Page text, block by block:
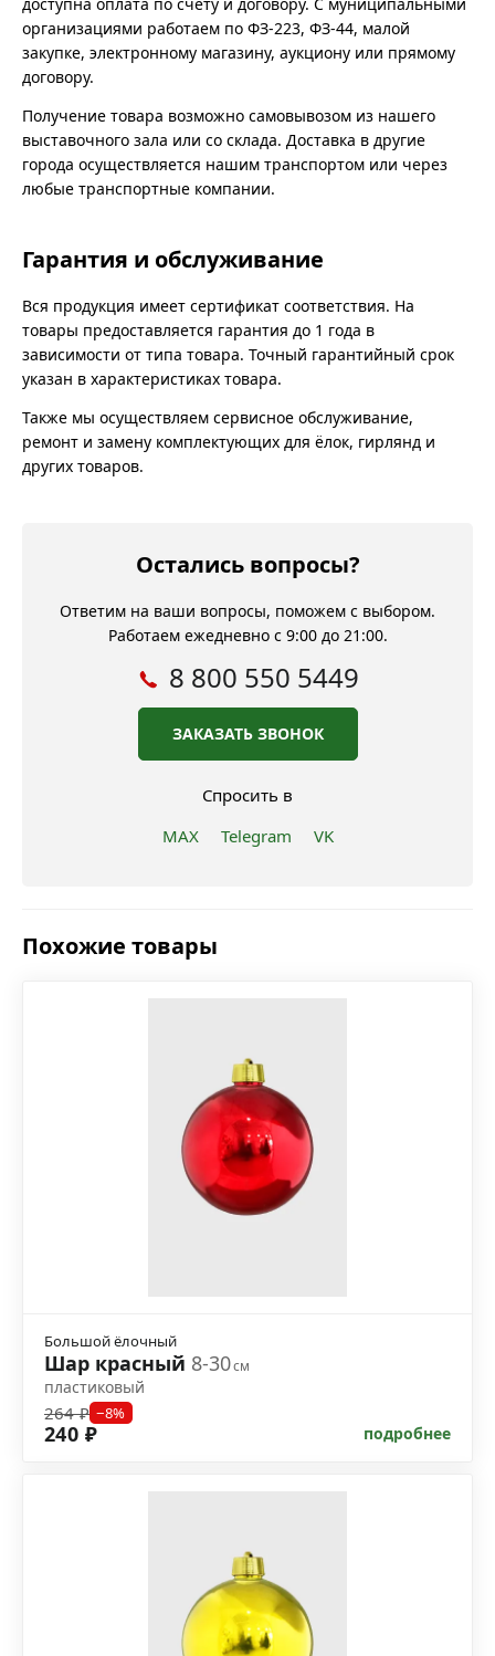
организациями работаем по ФЗ-223, ФЗ-44, малой
закупке, электронному магазину, аукциону или прямому
договору.
Получение товара возможно самовывозом из нашего
выставочного зала или со склада. Доставка в другие
города осуществляется нашим транспортом или через
любые транспортные компании.
Гарантия и обслуживание
Вся продукция имеет сертификат соответствия. На
товары предоставляется гарантия до 1 года в
зависимости от типа товара. Точный гарантийный срок
указан в характеристиках товара.
Также мы осуществляем сервисное обслуживание,
ремонт и замену комплектующих для ёлок, гирлянд и
других товаров.
Остались вопросы?
Ответим на ваши вопросы, поможем с выбором.
Работаем ежедневно с 9:00 до 21:00.
8 800 550 5449
ЗАКАЗАТЬ ЗВОНОК
Спросить в
MAX
Telegram VK
Похожие товары
Большой ёлочный
Шар красный 8-30см
пластиковый
264 ₽ −8%
240 ₽ подробнее